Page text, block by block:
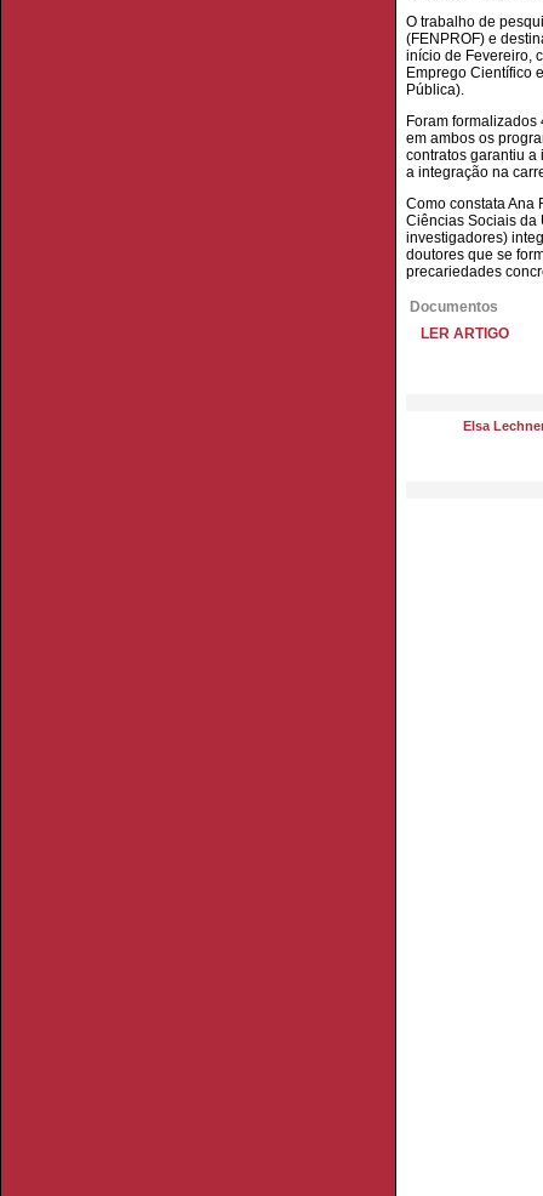
O trabalho de
(FENPROF) e
início de Fevereiro,
Emprego Científico
Pública).
Foram
em ambos os
contratos garantiu
a integração na
Como constata Ana
Ciências Sociais da
investigadores)
doutores que se
precariedades
Documentos
LER ARTIGO
Elsa